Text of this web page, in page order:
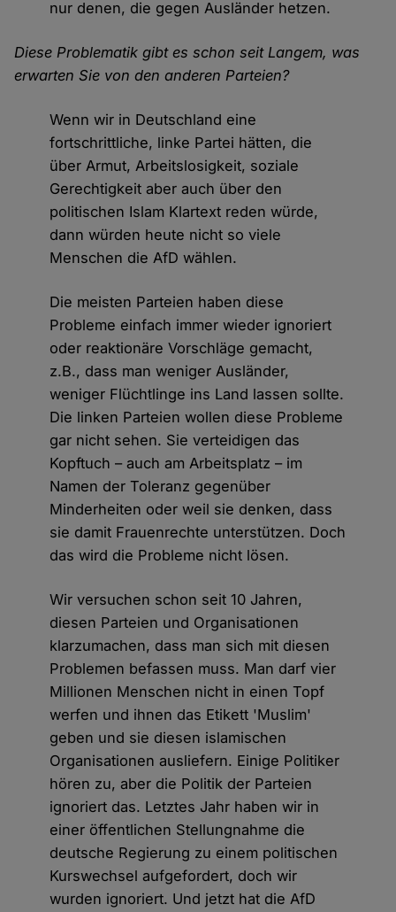
nur denen, die gegen Ausländer hetzen.
Diese Problematik gibt es schon seit Langem, was
erwarten Sie von den anderen Parteien?
Wenn wir in Deutschland eine
fortschrittliche, linke Partei hätten, die
über Armut, Arbeitslosigkeit, soziale
Gerechtigkeit aber auch über den
politischen Islam Klartext reden würde,
dann würden heute nicht so viele
Menschen die AfD wählen.
Die meisten Parteien haben diese
Probleme einfach immer wieder ignoriert
oder reaktionäre Vorschläge gemacht,
z.B., dass man weniger Ausländer,
weniger Flüchtlinge ins Land lassen sollte.
Die linken Parteien wollen diese Probleme
gar nicht sehen. Sie verteidigen das
Kopftuch – auch am Arbeitsplatz – im
Namen der Toleranz gegenüber
Minderheiten oder weil sie denken, dass
sie damit Frauenrechte unterstützen. Doch
das wird die Probleme nicht lösen.
Wir versuchen schon seit 10 Jahren,
diesen Parteien und Organisationen
klarzumachen, dass man sich mit diesen
Problemen befassen muss. Man darf vier
Millionen Menschen nicht in einen Topf
werfen und ihnen das Etikett 'Muslim'
geben und sie diesen islamischen
Organisationen ausliefern. Einige Politiker
hören zu, aber die Politik der Parteien
ignoriert das. Letztes Jahr haben wir in
einer öffentlichen Stellungnahme die
deutsche Regierung zu einem politischen
Kurswechsel aufgefordert, doch wir
wurden ignoriert. Und jetzt hat die AfD